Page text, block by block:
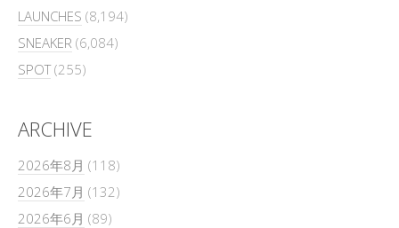
LAUNCHES (8,194)
SNEAKER (6,084)
SPOT(255)
ARCHIVE
2026年8月 (118)
2026年7月 (132)
2026年6月 (89)